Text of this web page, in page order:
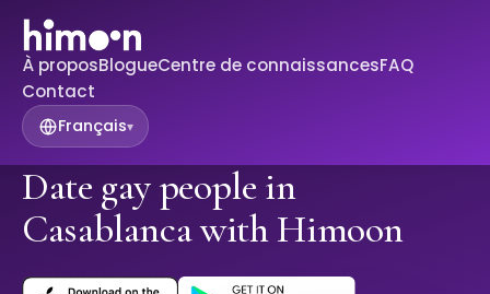
À proposBlogueCentre de connaissancesFAQ
Contact
Français▾
Date gay people in
Casablanca with Himoon